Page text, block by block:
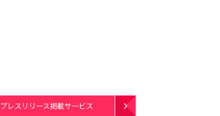
プレスリリース掲載サービス